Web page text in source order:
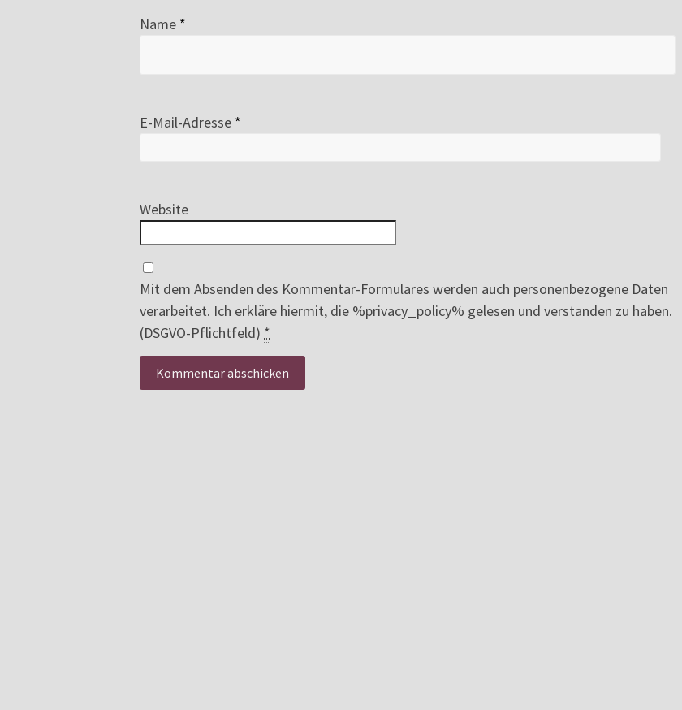
Name *
E-Mail-Adresse *
Website
Mit dem Absenden des Kommentar-Formulares werden auch personenbezogene Daten
verarbeitet. Ich erkläre hiermit, die %privacy_policy% gelesen und verstanden zu haben.
(DSGVO-Pflichtfeld) *